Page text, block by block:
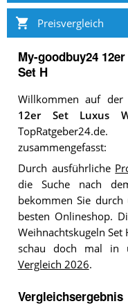
Preisvergleich
My-goodbuy24
Set H
Willkommen auf der
12er Set Luxus
zusammengefasst:
Durch ausführliche
die Suche nach
bekommen Sie durch
besten Onlineshop.
Weihnachtskugeln Set
schau doch mal in
Vergleich 2026.
Vergleichsergebnis